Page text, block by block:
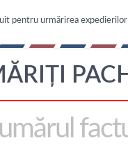
pentru urmărirea